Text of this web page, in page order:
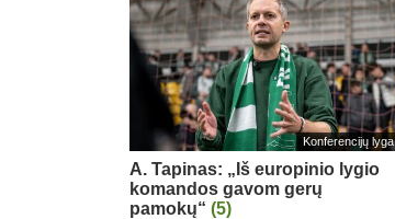
Konferencijų lyga
A. Tapinas: „Iš europinio lygio
komandos gavom gerų
pamokų“ (5)